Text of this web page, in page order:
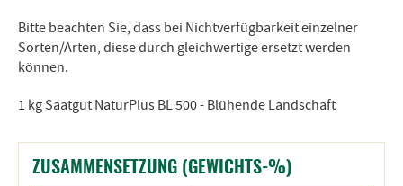
Bitte beachten Sie, dass bei Nichtverfügbarkeit einzelner
Sorten/Arten, diese durch gleichwertige ersetzt werden
können.
1 kg Saatgut NaturPlus BL 500 - Blühende Landschaft
ZUSAMMENSETZUNG (GEWICHTS-%)